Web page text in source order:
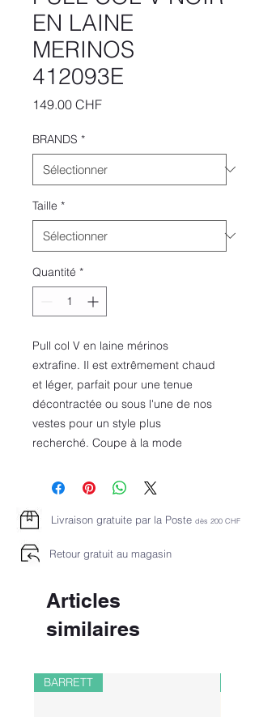
EN LAINE
MERINOS
412093E
149.00 CHFPrix
BRANDS *
Taille *
Quantité *
Pull col V en laine mérinos
extrafine. Il est extrêmement chaud
et léger, parfait pour une tenue
décontractée ou sous l'une de nos
vestes pour un style plus
recherché. Coupe à la mode
Livraison gratuite par la Poste dès 200 CHF
Retour gratuit au magasin
Articles
similaires
BARRETT